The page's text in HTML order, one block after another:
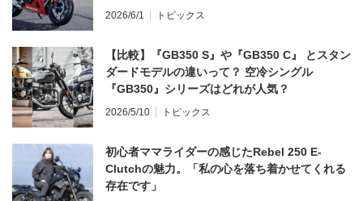
2026/6/1 トピックス
【比較】『GB350 S』や『GB350 C』 とスタン
ダードモデルの違いって？ 空冷シングル
『GB350』シリーズはどれが人気？
2026/5/10 トピックス
初心者ママライダーの感じたRebel 250 E-
Clutchの魅力。「私の心を落ち着かせてくれる
存在です」